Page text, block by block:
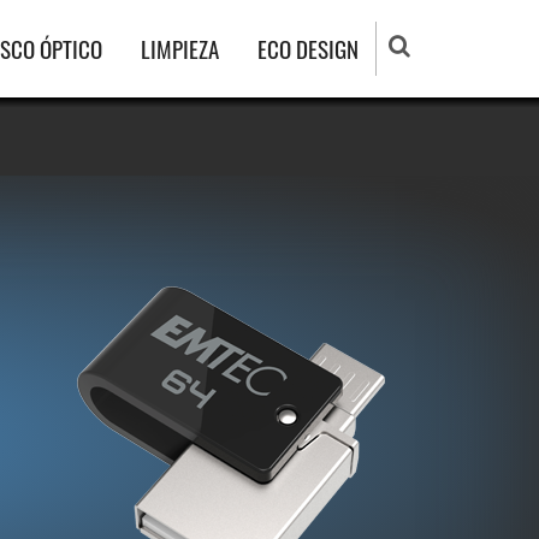
ÓPTICO LIMPIEZA ECO DESIGN